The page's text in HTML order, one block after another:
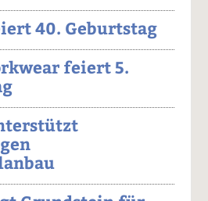
40. Geburtstag
feiert 5.